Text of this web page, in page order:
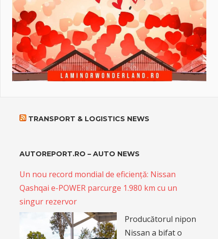
TRANSPORT & LOGISTICS NEWS
AUTOREPORT.RO – AUTO NEWS
Un nou record mondial de eficiență: Nissan
Qashqai e-POWER parcurge 1.980 km cu un
singur rezervor
Producătorul nipon
Nissan a bifat o